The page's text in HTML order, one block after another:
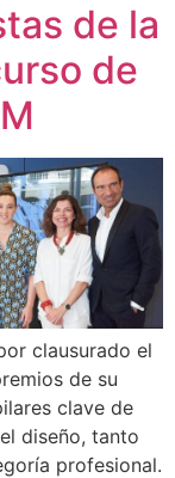
de la
de
clausurado el
de su
clave de
diseño, tanto
profesional.